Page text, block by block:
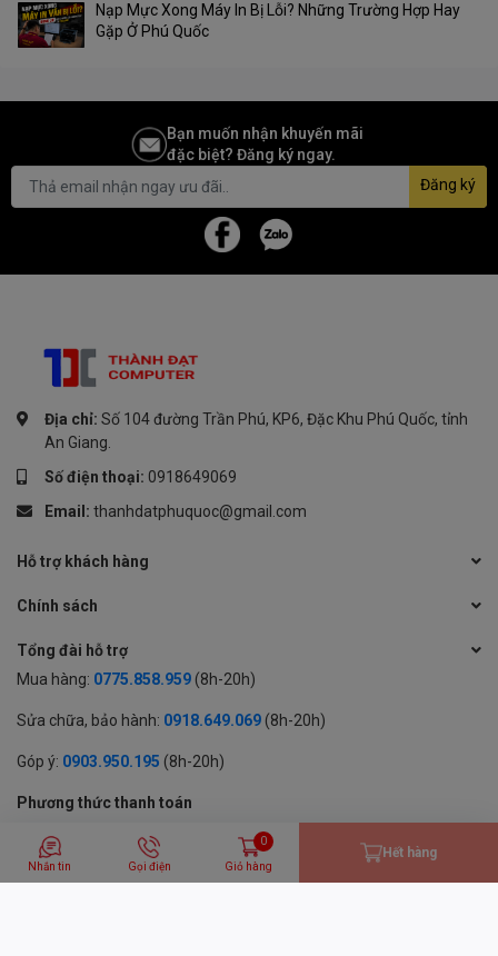
Nạp Mực Xong Máy In Bị Lỗi? Những Trường Hợp Hay
Gặp Ở Phú Quốc
Bạn muốn nhận khuyến mãi
đặc biệt? Đăng ký ngay.
Đăng ký
Địa chỉ: Số 104 đường Trần Phú, KP6, Đặc Khu Phú Quốc, tỉnh
An Giang.
Số điện thoại: 0918649069
Email: thanhdatphuquoc@gmail.com
Hỗ trợ khách hàng
Chính sách
Tổng đài hỗ trợ
Mua hàng: 0775.858.959 (8h-20h)
Sửa chữa, bảo hành: 0918.649.069 (8h-20h)
Góp ý: 0903.950.195 (8h-20h)
Phương thức thanh toán
Nhắn tin Gọi điện
0
Giỏ hàng
Hết hàng